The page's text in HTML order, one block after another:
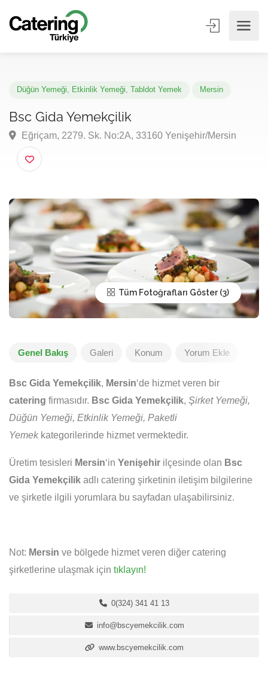
Bsc Gida Yemekçilik
Eğriçam, 2279. Sk. No:2A, 33160 Yenişehir/Mersin
Tüm Fotoğrafları Göster
Genel Bakış Galeri Konum Yorum Ekle
Bsc Gida Yemekçilik, Mersin‘de hizmet veren bir
catering firmasıdır. Bsc Gida Yemekçilik, Şirket Yemeği,
Düğün Yemeği, Etkinlik Yemeği, Paketli
Yemekkategorilerinde hizmet vermektedir.
Üretim tesisleri Mersin‘in Yenişehir ilçesinde olan Bsc
Gida Yemekçilik adlı catering şirketinin iletişim bilgilerine
ve şirketle ilgili yorumlara bu sayfadan ulaşabilirsiniz.
Not: Mersin ve bölgede hizmet veren diğer catering
şirketlerine ulaşmak için tıklayın!
0(324) 341 41 13
info@bscyemekcilik.com
www.bscyemekcilik.com